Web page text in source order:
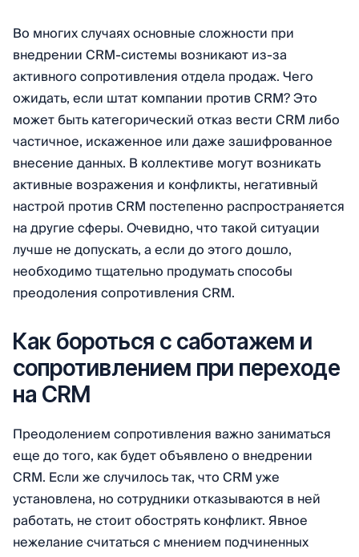
Во многих случаях основные сложности при
внедрении CRM-системы возникают из-за
активного сопротивления отдела продаж. Чего
ожидать, если штат компании против CRM? Это
может быть категорический отказ вести CRM либо
частичное, искаженное или даже зашифрованное
внесение данных. В коллективе могут возникать
активные возражения и конфликты, негативный
настрой против CRM постепенно распространяется
на другие сферы. Очевидно, что такой ситуации
лучше не допускать, а если до этого дошло,
необходимо тщательно продумать способы
преодоления сопротивления CRM.
Как бороться с саботажем и
сопротивлением при переходе
на CRM
Преодолением сопротивления важно заниматься
еще до того, как будет объявлено о внедрении
CRM. Если же случилось так, что CRM уже
установлена, но сотрудники отказываются в ней
работать, не стоит обострять конфликт. Явное
нежелание считаться с мнением подчиненных